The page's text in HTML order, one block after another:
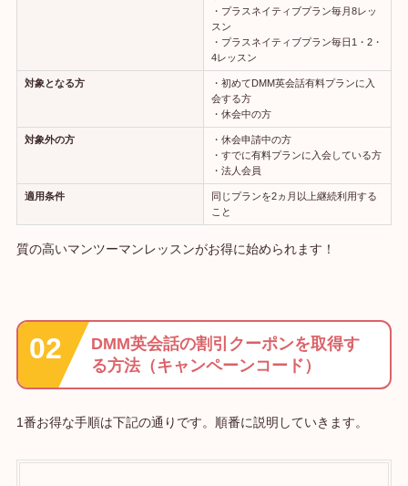
・プラスネイティブプラン毎月8レッ
スン
・プラスネイティブプラン毎日1・2・
4レッスン
対象となる方
・初めてDMM英会話有料プランに入
会する方
・休会中の方
対象外の方
・休会申請中の方
・すでに有料プランに入会している方
・法人会員
適用条件
同じプランを2ヵ月以上継続利用する
こと
質の高いマンツーマンレッスンがお得に始められます！
DMM英会話の割引クーポンを取得す
る方法（キャンペーンコード）
1番お得な手順は下記の通りです。順番に説明していきます。